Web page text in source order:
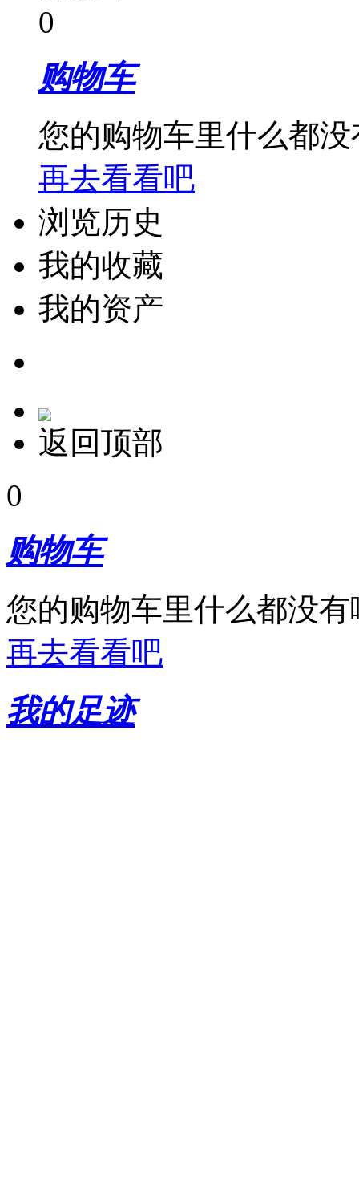
0
购物车
您的购物车里什么都没
再去看看吧
浏览历史
我的收藏
我的资产
返回顶部
0
购物车
您的购物车里什么都没有
再去看看吧
我的足迹